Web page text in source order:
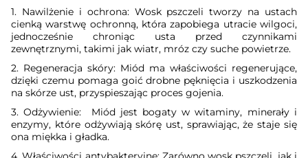
1. Nawilżenie i ochrona: Wosk pszczeli tworzy na ustach
cienką warstwę ochronną, która zapobiega utracie wilgoci,
jednocześnie chroniąc usta przed czynnikami
zewnętrznymi, takimi jak wiatr, mróz czy suche powietrze.
2. Regeneracja skóry: Miód ma właściwości regenerujące,
dzięki czemu pomaga goić drobne pęknięcia i uszkodzenia
na skórze ust, przyspieszając proces gojenia.
3. Odżywienie: Miód jest bogaty w witaminy, minerały i
enzymy, które odżywiają skórę ust, sprawiając, że staje się
ona miękka i gładka.